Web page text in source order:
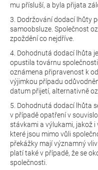
mu přísluší, a byla přijata
3. Dodržování dodací lhůty
samoobsluze. Společnost
zpoždění co nejdříve.
4. Dohodnutá dodací lhůta
opustila továrnu
oznámena připravenost k
výjimkou případu
datum přijetí, alternativně
5. Dohodnutá dodací lhůta
v případě opatření v
stávkami a výlukami, jakož i
které jsou mimo vůli
překážky mají významný
platí také v případě, že se
společnosti.